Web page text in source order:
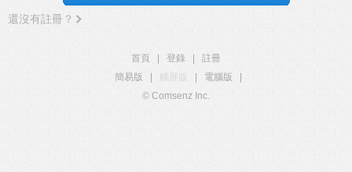
還沒有註冊？
首頁 登錄
註冊
簡易版
觸屏版 電腦版
© Comsenz Inc.